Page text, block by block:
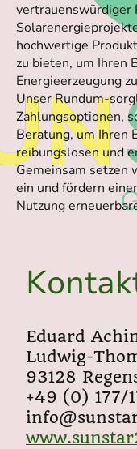
vertrauenswürdiger
hochwertige
zu bieten, um Ihren
Energieerzeugung
Unser Rundum-
Zahlungsoptionen,
Beratung, um Ihren
reibungslosen und
Gemeinsam setzen
ein und fördern
Nutzung
Eduard
Ludwig-
93128
+49 (0) 177/